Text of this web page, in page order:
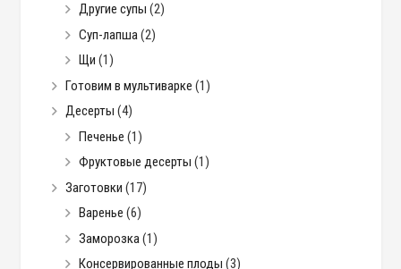
Другие супы (2)
Суп-лапша(2)
Щи (1)
Готовим в мультиварке (1)
Десерты (4)
Печенье (1)
Фруктовые десерты (1)
Заготовки (17)
Варенье (6)
Заморозка(1)
Консервированные плоды (3)